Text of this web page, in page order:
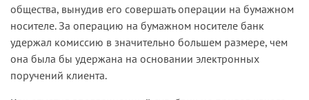
общества, вынудив его совершать операции на бумажном
носителе. За операцию на бумажном носителе банк
удержал комиссию в значительно большем размере, чем
она была бы удержана на основании электронных
поручений клиента.